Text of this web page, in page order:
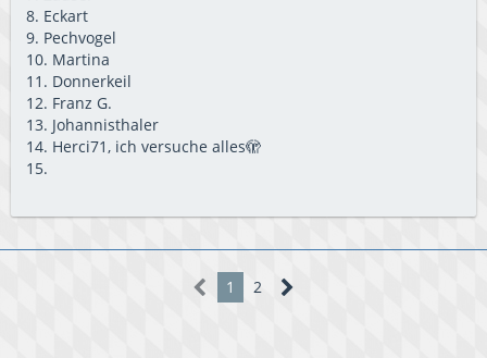
8. Eckart
9. Pechvogel
10. Martina
11. Donnerkeil
12. Franz G.
13. Johannisthaler
14. Herci71, ich versuche alles🫣
15.
1 2